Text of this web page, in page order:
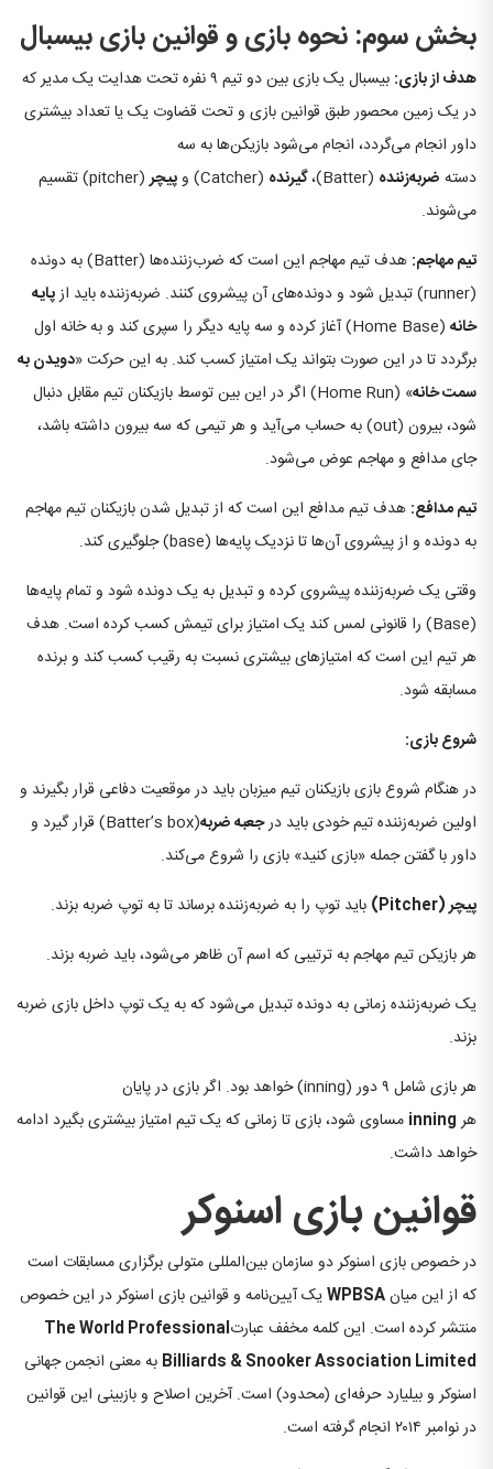
بخش سوم: نحوه بازیو قوانین بازی بیسبال
هدف از بازی:
بیسبال یک بازی بین دو تیم ۹ نفره تحت هدایت یک مدیر که
در یک زمین محصور طبق قوانین بازی و تحت قضاوت یک یا تعداد بیشتری
داور انجام می‌گردد، انجام می‌شود بازیکن‌ها به سه
دسته ضربه‌زننده (Batter)، گیرنده (Catcher) و پیچر
(pitcher) تقسیم
می‌شوند.
تیم مهاجم:
هدف تیم مهاجم این است که ضرب‌زننده‌ها (Batter) به دونده
(runner) تبدیل شود و دونده‌های آن پیشروی کنند. ضربه‌زننده باید از
پایه
خانه
(Home Base) آغاز کرده و سه پایه دیگر را سپری کند و به خانه اول
برگردد تا در این صورت بتواند یک امتیاز کسب کند. به این حرکت «دویدن به
سمت خانه
» (Home Run) اگر در این بین توسط بازیکنان تیم مقابل دنبال
شود، بیرون (out) به حساب می‌آید و هر تیمی که سه بیرون داشته باشد،
جای مدافع و مهاجم عوض می‌شود.
تیم مدافع: هدف تیم مدافع این است که از تبدیل شدن بازیکنان تیم مهاجم
به دونده و از پیشروی آن‌ها تا نزدیک پایه‌ها (base) جلوگیری کند.
وقتی یک ضربه‌زننده پیشروی کرده و تبدیل به یک دونده شود و تمام پایه‌ها
(Base) را قانونی لمس کند یک امتیاز برای تیمش کسب کرده است. هدف
هر تیم این است که امتیازهای بیشتری نسبت به رقیب کسب کند و برنده
مسابقه شود.
شروع بازی:
در هنگام شروع بازی بازیکنان تیم میزبان باید در موقعیت دفاعی قرار بگیرند و
اولین ضربه‌زننده تیم خودی باید درجعبه ضربه
(Batter’s box) قرار گیرد و
داور با گفتن جمله «بازی کنید» بازی را شروع می‌کند.
پیچر(Pitcher)
باید توپ را به ضربه‌زننده برساند تا به توپ ضربه بزند.
هر بازیکن تیم مهاجم به ترتیبی که اسم آن ظاهر می‌شود، باید ضربه بزند.
یک ضربه‌زننده زمانی به دونده تبدیل می‌شود که به یک توپ داخل بازی ضربه
بزند.
هر بازی شامل ۹ دور (inning) خواهد بود. اگر بازی در پایان
هرinning مساوی شود، بازی تا زمانی که یک تیم امتیاز بیشتری بگیرد ادامه
خواهد داشت.
قوانین بازی اسنوکر
در خصوص بازی اسنوکر دو سازمان بین‌المللی متولی برگزاری مسابقات است
که از این میانWPBSAیک آیین‌نامه و قوانین بازی اسنوکر در این خصوص
منتشر کرده است. این کلمه مخفف عبارتThe World Professional
Billiards & Snooker Association Limited به معنی انجمن جهانی
اسنوکر و بیلیارد حرفه‌ای (محدود) است. آخرین اصلاح و بازبینی این قوانین
در نوامبر ۲۰۱۴ انجام گرفته است.